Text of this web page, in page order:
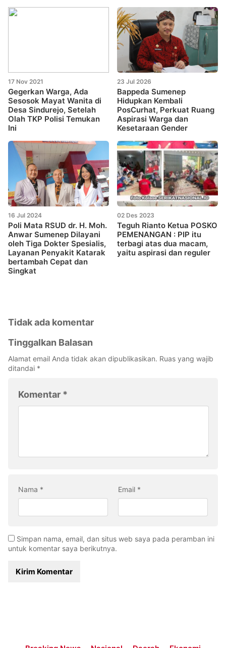
17 Nov 2021
Gegerkan Warga, Ada
Sesosok Mayat Wanita di
Desa Sindurejo, Setelah
Olah TKP Polisi Temukan
Ini
23 Jul 2026
Bappeda Sumenep
Hidupkan Kembali
PosCurhat, Perkuat Ruang
Aspirasi Warga dan
Kesetaraan Gender
16 Jul 2024
Poli Mata RSUD dr. H. Moh.
Anwar Sumenep Dilayani
oleh Tiga Dokter Spesialis,
Layanan Penyakit Katarak
bertambah Cepat dan
Singkat
02 Des 2023
Teguh Rianto Ketua POSKO
PEMENANGAN : PIP itu
terbagi atas dua macam,
yaitu aspirasi dan reguler
Tidak ada komentar
Tinggalkan Balasan
Alamat email Anda tidak akan dipublikasikan. Ruas yang wajib
ditandai *
Komentar *
Nama * Email *
Simpan nama, email, dan situs web saya pada peramban ini
untuk komentar saya berikutnya.